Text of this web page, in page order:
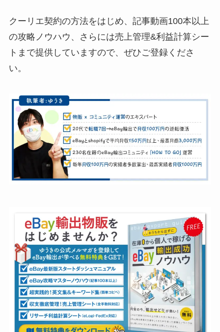
クーリエ契約の方法をはじめ、記事動画100本以上
の攻略ノウハウ、さらには売上管理&利益計算シー
トまで提供していますので、ぜひご登録くださ
い。